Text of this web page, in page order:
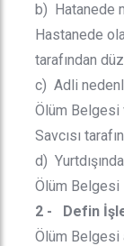
b) Hatanede
Hastanede
tarafından
c) Adli
Ölüm Belgesi
Savcısı
d)
Ölüm Belgesi
2 - Defin
Ölüm Belgesi